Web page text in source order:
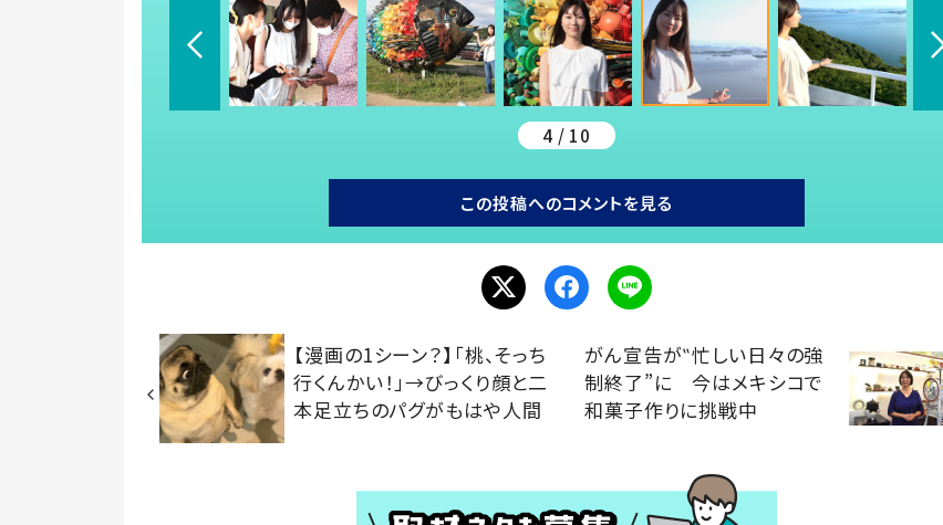
4 / 10
この投稿へのコメントを見る
【漫画の1シーン？】「桃、そっち
行くんかい！」→びっくり顔と二
本足立ちのパグがもはや人間
がん宣告が‟忙しい日々の強
制終了”に 今はメキシコで
和菓子作りに挑戦中